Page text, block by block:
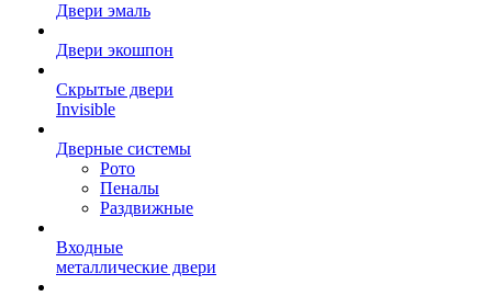
Двери эмаль
Двери экошпон
Скрытые двери
Invisible
Дверные системы
Рото
Пеналы
Раздвижные
Входные
металлические двери